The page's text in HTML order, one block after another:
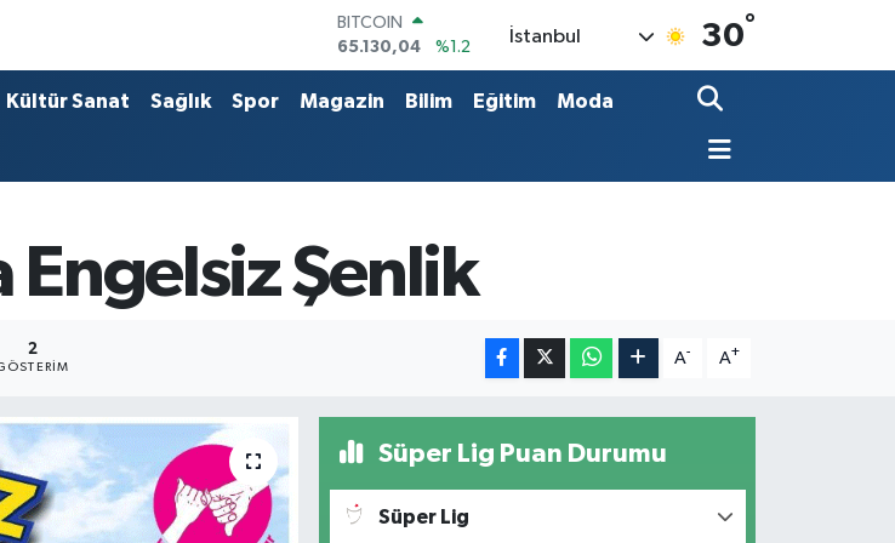
BITCOIN
65.130,04
%1.2
DOLAR
47,7106
%0.17
%2.12
BİST100
13.773
İstanbul 30°
Kültür Sanat Sağlık Spor Magazin Bilim Eğitim Moda
Engelsiz Şenlik
2 A- A+
Süper Lig Puan Durumu
Süper Lig